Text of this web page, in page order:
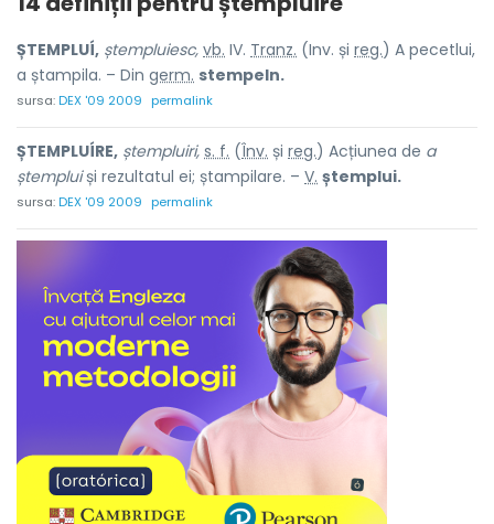
ȘTEMPLUÍ, ștempluiesc, vb. IV. Tranz. (Inv. și reg.) A pecetlui,
a ștampila. – Din germ. stempeln.
sursa:DEX '09 2009 permalink
ȘTEMPLUÍRE, ștempluiri, s. f. (Înv. și reg.) Acțiunea de a
ștempluiși rezultatul ei; ștampilare. – V. ștemplui.
sursa:DEX '09 2009 permalink